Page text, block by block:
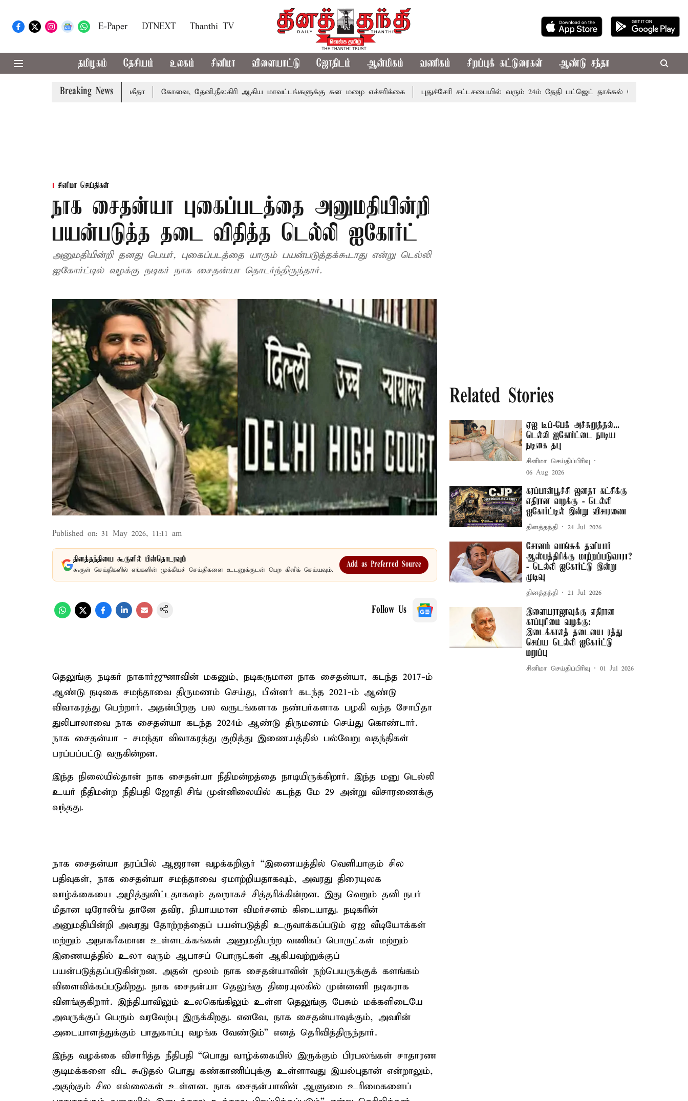
E-Paper DTNEXT Thanthi TV
தமிழகம் தேசியம் உலகம் சினிமா விளையாட்டு ஜோதிடம் ஆன்மிகம் வணிகம் சிறப்புக் கட்டுரைகள் ஆண்டு சந்தா
Breaking News
வழக்கை வாபஸ் பெற்றார் சங்கீதா கோவை, தேனி,நீலகிரி ஆகிய மாவட்டங்களுக்கு கன மழை எச்சரிக்கை புதுச்சேரி சட்டசபையில் வரும் 24ம் தேதி பட்ஜெட் தாக்கல் செய்கிறார் முதல்-
சினிமா செய்திகள்
நாக சைதன்யா புகைப்படத்தை அனுமதியின்றி
பயன்படுத்த தடை விதித்த டெல்லி ஐகோர்ட்
அனுமதியின்றி தனது பெயர், புகைப்படத்தை யாரும் பயன்படுத்தக்கூடாது என்று டெல்லி
ஐகோர்ட்டில் வழக்கு நடிகர் நாக சைதன்யா தொடர்ந்திருந்தார்.
Published on: 31 May 2026, 11:11 am
தினத்தந்தியை கூகுளில் பின்தொடரவும்
கூகுள் செய்திகளில் எங்களின் முக்கியச் செய்திகளை உடனுக்குடன் பெற கிளிக் செய்யவும்.
Add as Preferred Source
Follow Us
தெலுங்கு நடிகர் நாகார்ஜுனாவின் மகனும், நடிகருமான நாக சைதன்யா, கடந்த 2017-ம்
ஆண்டு நடிகை சமந்தாவை திருமணம் செய்து, பின்னர் கடந்த 2021-ம் ஆண்டு
விவாகரத்து பெற்றார். அதன்பிறகு பல வருடங்களாக நண்பர்களாக பழகி வந்த சோபிதா
துலிபாலாவை நாக சைதன்யா கடந்த 2024ம் ஆண்டு திருமணம் செய்து கொண்டார்.
நாக சைதன்யா - சமந்தா விவாகரத்து குறித்து இணையத்தில் பல்வேறு வதந்திகள்
பரப்பப்பட்டு வருகின்றன.
இந்த நிலையில்தான் நாக சைதன்யா நீதிமன்றத்தை நாடியிருக்கிறார். இந்த மனு டெல்லி
உயர் நீதிமன்ற நீதிபதி ஜோதி சிங் முன்னிலையில் கடந்த மே 29 அன்று விசாரணைக்கு
வந்தது.
நாக சைதன்யா தரப்பில் ஆஜரான வழக்கறிஞர் “இணையத்தில் வெளியாகும் சில
பதிவுகள், நாக சைதன்யா சமந்தாவை ஏமாற்றியதாகவும், அவரது திரையுலக
வாழ்க்கையை அழித்துவிட்டதாகவும் தவறாகச் சித்தரிக்கின்றன. இது வெறும் தனி நபர்
மீதான டிரோலிங் தானே தவிர, நியாயமான விமர்சனம் கிடையாது. நடிகரின்
அனுமதியின்றி அவரது தோற்றத்தைப் பயன்படுத்தி உருவாக்கப்படும் ஏஐ வீடியோக்கள்
மற்றும் அநாகரீகமான உள்ளடக்கங்கள் அனுமதியற்ற வணிகப் பொருட்கள் மற்றும்
இணையத்தில் உலா வரும் ஆபாசப் பொருட்கள் ஆகியவற்றுக்குப்
பயன்படுத்தப்படுகின்றன. அதன் மூலம் நாக சைதன்யாவின் நற்பெயருக்குக் களங்கம்
விளைவிக்கப்படுகிறது. நாக சைதன்யா தெலுங்கு திரையுலகில் முன்னணி நடிகராக
விளங்குகிறார். இந்தியாவிலும் உலகெங்கிலும் உள்ள தெலுங்கு பேசும் மக்களிடையே
அவருக்குப் பெரும் வரவேற்பு இருக்கிறது. எனவே, நாக சைதன்யாவுக்கும், அவரின்
அடையாளத்துக்கும் பாதுகாப்பு வழங்க வேண்டும்” எனத் தெரிவித்திருந்தார்.
இந்த வழக்கை விசாரித்த நீதிபதி “பொது வாழ்க்கையில் இருக்கும் பிரபலங்கள் சாதாரண
குடிமக்களை விட கூடுதல் பொது கண்காணிப்புக்கு உள்ளாவது இயல்புதான் என்றாலும்,
அதற்கும் சில எல்லைகள் உள்ளன. நாக சைதன்யாவின் ஆளுமை உரிமைகளைப்
Related Stories
ஏஐ டீப்-பேக் அச்சுறுத்தல்...
டெல்லி ஐகோர்ட்டை நாடிய
நடிகை தபு
சினிமா செய்திப்பிரிவு
06 Aug 2026
கரப்பான்பூச்சி ஜனதா கட்சிக்கு
எதிரான வழக்கு - டெல்லி
ஐகோர்ட்டில் இன்று விசாரணை
தினத்தந்தி 24 Jul 2026
சோனம் வாங்சுக் தனியார்
ஆஸ்பத்திரிக்கு மாற்றப்படுவாரா?
- டெல்லி ஐகோர்ட்டு இன்று
முடிவு
தினத்தந்தி 21 Jul 2026
இளையராஜாவுக்கு எதிரான
காப்புரிமை வழக்கு:
இடைக்காலத் தடையை ரத்து
செய்ய டெல்லி ஐகோர்ட்டு
மறுப்பு
சினிமா செய்திப்பிரிவு 01 Jul 2026